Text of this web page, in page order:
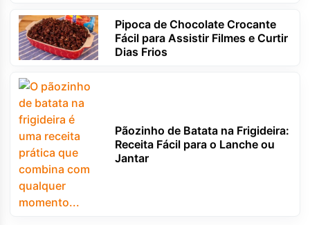
Pipoca de Chocolate Crocante
Fácil para Assistir Filmes e Curtir
Dias Frios
Pãozinho de Batata na Frigideira:
Receita Fácil para o Lanche ou
Jantar